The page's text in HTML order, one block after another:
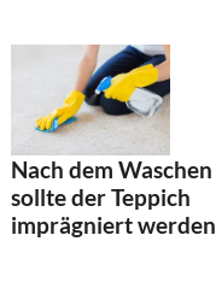
Nach dem Waschen
sollte der Teppich
imprägniert werden